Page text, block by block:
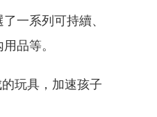
一系列可持續、
品等。
玩具，加速孩子